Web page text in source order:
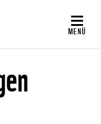
MENÜ